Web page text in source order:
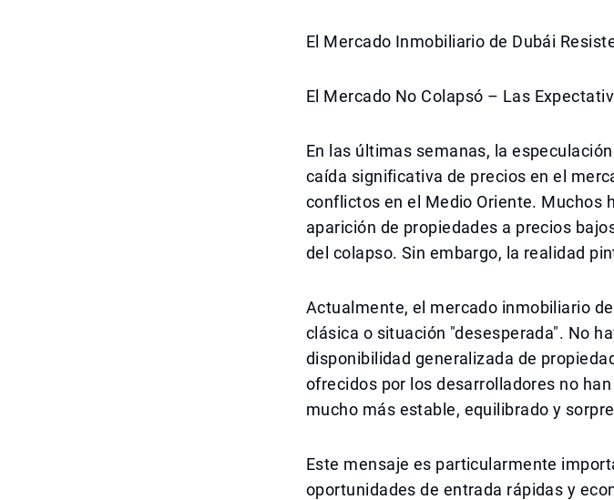
El Mercado Inmobiliario de Dubái
El Mercado No Colapsó – Las
En las últimas semanas, la
caída significativa de precios en el
conflictos en el Medio Oriente. Muchos
aparición de propiedades a precios
del colapso. Sin embargo, la realidad
Actualmente, el mercado inmobiliario
clásica o situación "desesperada". No
disponibilidad generalizada de
ofrecidos por los desarrolladores no
mucho más estable, equilibrado y
Este mensaje es particularmente
oportunidades de entrada rápidas y